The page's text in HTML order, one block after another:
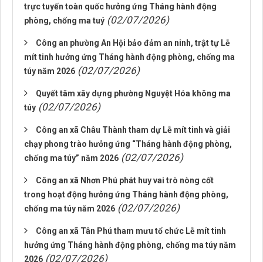
trực tuyến toàn quốc hưởng ứng Tháng hành động
phòng, chống ma tuý (02/07/2026)
Công an phường An Hội bảo đảm an ninh, trật tự Lễ
mít tinh hưởng ứng Tháng hành động phòng, chống ma
túy năm 2026 (02/07/2026)
Quyết tâm xây dựng phường Nguyệt Hóa không ma
túy (02/07/2026)
Công an xã Châu Thành tham dự Lễ mít tinh và giải
chạy phong trào hưởng ứng “Tháng hành động phòng,
chống ma túy” năm 2026 (02/07/2026)
Công an xã Nhơn Phú phát huy vai trò nòng cốt
trong hoạt động hưởng ứng Tháng hành động phòng,
chống ma túy năm 2026 (02/07/2026)
Công an xã Tân Phú tham mưu tổ chức Lễ mít tinh
hưởng ứng Tháng hành động phòng, chống ma túy năm
2026 (02/07/2026)